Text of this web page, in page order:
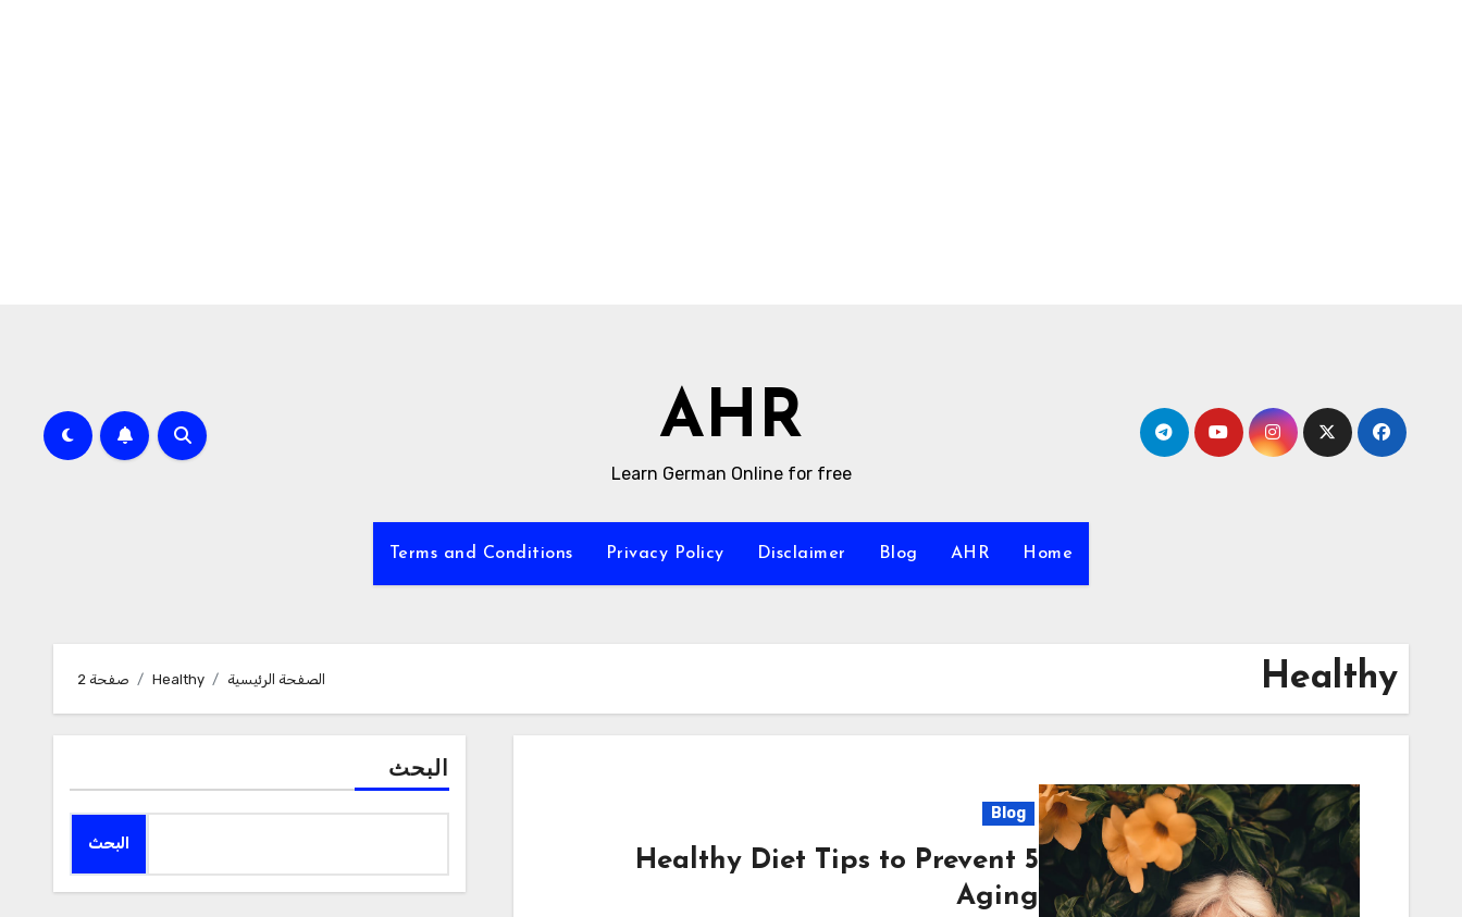
AHR
Learn German Online for free
Home
AHR
Blog
Disclaimer
Privacy Policy
Terms and Conditions
Healthy الصفحة الرئيسية Healthy صفحة 2
Blog
5 Healthy Diet Tips to Prevent
Aging
البحث
البحث